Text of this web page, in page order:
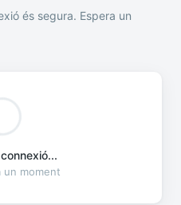
és segura. Espera un
un moment